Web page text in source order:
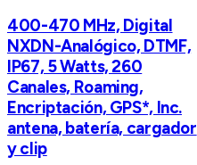
400-470 MHz, Digital
NXDN-Analógico, DTMF,
IP67, 5 Watts, 260
Canales, Roaming,
Encriptación, GPS*, Inc.
antena, batería, cargador
y clip